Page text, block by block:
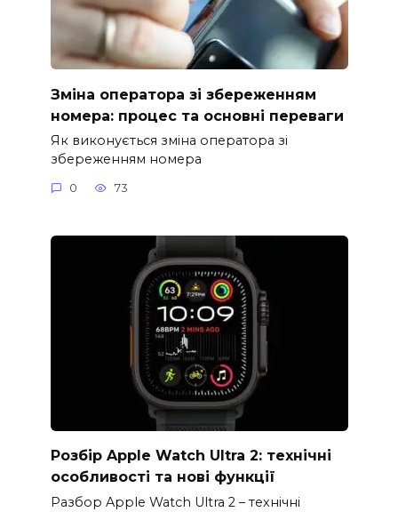
Зміна оператора зі збереженням
номера: процес та основні переваги
Як виконується зміна оператора зі
збереженням номера
0 73
Розбір Apple Watch Ultra 2: технічні
особливості та нові функції
Разбор Apple Watch Ultra 2 – технічні